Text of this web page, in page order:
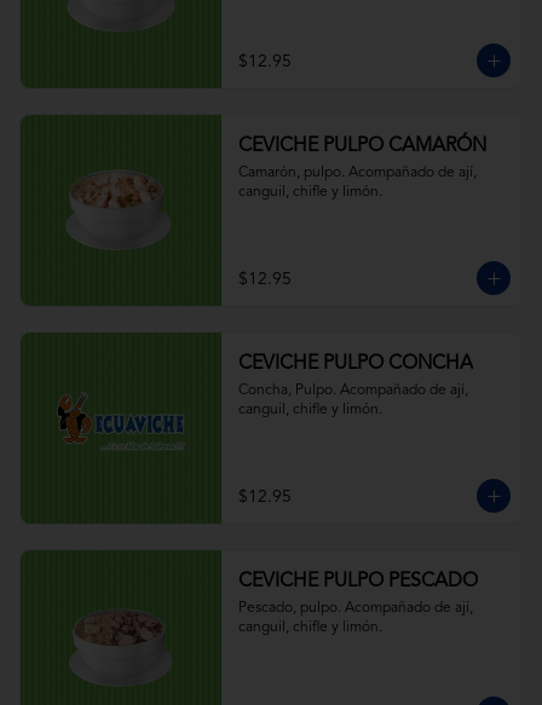
$12.95
CEVICHE PULPO CAMARÓN
Camarón, pulpo. Acompañado de ají,
canguil, chifle y limón.
$12.95
CEVICHE PULPO CONCHA
Concha, Pulpo. Acompañado de ají,
canguil, chifle y limón.
$12.95
CEVICHE PULPO PESCADO
Pescado, pulpo. Acompañado de ají,
canguil, chifle y limón.